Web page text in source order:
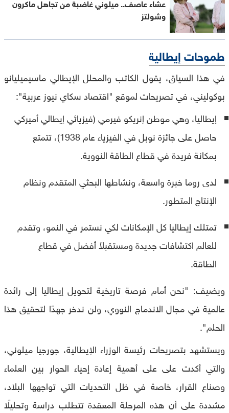
وشولتز
طموحات إيطالية
في هذا السياق، يقول الكاتب والمحلل الإيطالي ماسيميليانو
بوكوليني، في تصريحات لموقع "اقتصاد سكاي نيوز عربية":
إيطاليا، وهي موطن إنريكو فيرمي (فيزيائي إيطالي أميركي
حاصل على جائزة نوبل في الفيزياء عام 1938)، تتمتع
بمكانة فريدة في قطاع الطاقة النووية.
لدى روما خبرة واسعة، ونشاطها البحثي المتقدم ونظام
الإنتاج المتطور.
تمتلك إيطاليا كل الإمكانات لكي نستمر في النمو، وتقدم
للعالم اكتشافات جديدة ومستقبلاً أفضل في قطاع
الطاقة.
ويضيف: "نحن أمام فرصة تاريخية لتحويل إيطاليا إلى رائدة
عالمية في مجال الاندماج النووي، ولن ندخر جهدًا لتحقيق هذا
الحلم".
ويستشهد بتصريحات رئيسة الوزراء الإيطالية، جورجيا ميلوني،
والتي أكدت على على أهمية إعادة إحياء الحوار بين العلماء
وصناع القرار، خاصة في ظل التحديات التي تواجهها البلاد،
مشددة على أن هذه المرحلة المعقدة تتطلب دراسة وتحليلًا